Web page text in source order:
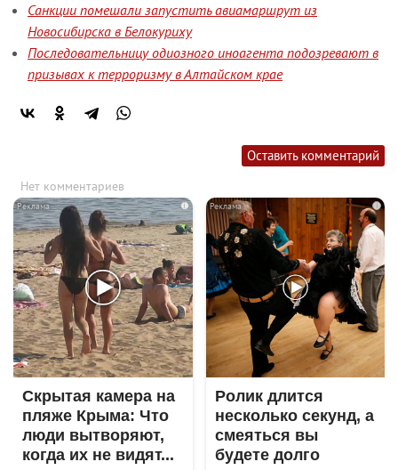
Санкции помешали запустить авиамаршрут из
Новосибирска в Белокуриху
Последовательницу одиозного иноагента подозревают в
призывах к терроризму в Алтайском крае
Оставить комментарий
Нет комментариев
i
Скрытая камера на
пляже Крыма: Что
люди вытворяют,
когда их не видят...
i
Ролик длится
несколько секунд, а
смеяться вы
будете долго